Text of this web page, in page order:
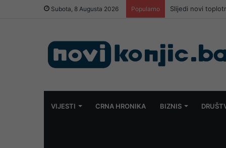
Subota, 8 Augusta 2026 Popularno Slijedi novi
VIJESTI CRNA HRONIKA BIZNIS